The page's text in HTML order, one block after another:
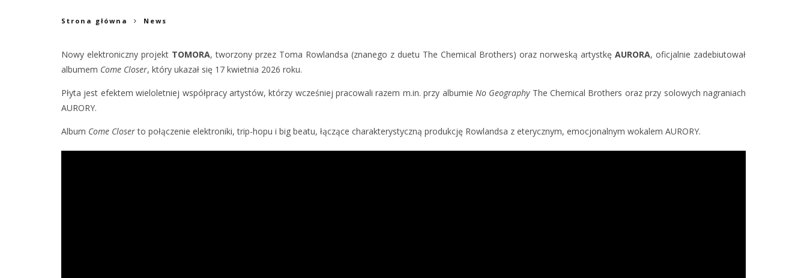
Strona główna News
Nowy elektroniczny projekt TOMORA, tworzony przez Toma Rowlandsa (znanego z duetu The Chemical Brothers) oraz norweską artystkę AURORA, oficjalnie zadebiutował
albumem Come Closer, który ukazał się 17 kwietnia 2026 roku.
Płyta jest efektem wieloletniej współpracy artystów, którzy wcześniej pracowali razem m.in. przy albumie No GeographyThe Chemical Brothers oraz przy solowych nagraniach
AURORY.
Album Come Closerto połączenie elektroniki, trip-hopu i big beatu, łączące charakterystyczną produkcję Rowlandsa z eterycznym, emocjonalnym wokalem AURORY.